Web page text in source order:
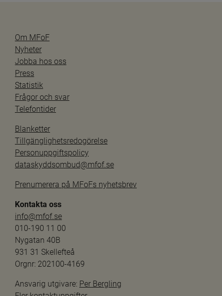
Om MFoF
Nyheter
Jobba hos oss
Press
Statistik
Frågor och svar
Telefontider
Blanketter
Tillgänglighetsredogörelse
Personuppgiftspolicy
dataskyddsombud@mfof.se
Prenumerera på MFoFs nyhetsbrev
Kontakta oss
info@mfof.se
010-190 11 00
Nygatan 40B
931 31 Skellefteå
Orgnr: 202100-4169
Ansvarig utgivare: Per Bergling